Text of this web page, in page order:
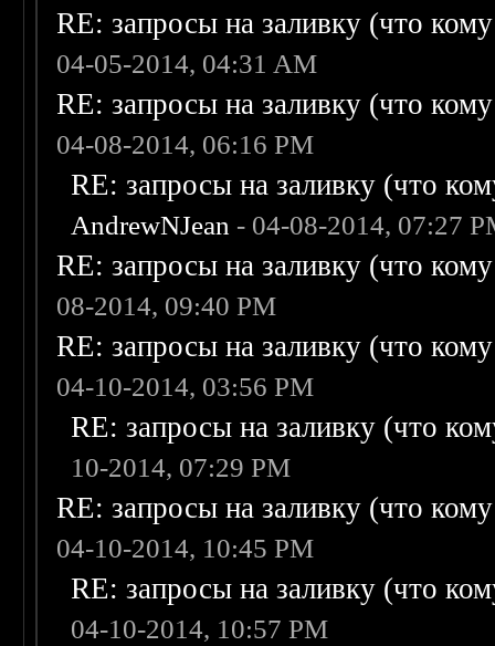
RE: запросы на заливку (что
04-05-2014, 04:31 AM
RE: запросы на заливку (что
04-08-2014, 06:16 PM
RE: запросы на заливку (что
AndrewNJean - 04-08-2014, 07:27
RE: запросы на заливку (что
08-2014, 09:40 PM
RE: запросы на заливку (что
04-10-2014, 03:56 PM
RE: запросы на заливку (что
10-2014, 07:29 PM
RE: запросы на заливку (что
04-10-2014, 10:45 PM
RE: запросы на заливку (что
04-10-2014, 10:57 PM